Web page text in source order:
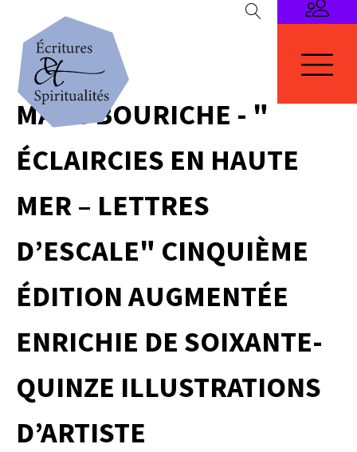
MARC BOURICHE - "
ÉCLAIRCIES EN HAUTE
MER – LETTRES
D’ESCALE" CINQUIÈME
ÉDITION AUGMENTÉE
ENRICHIE DE SOIXANTE-
QUINZE ILLUSTRATIONS
D’ARTISTE